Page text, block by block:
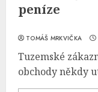
peníze
TOMÁŠ MRKVIČKA
Tuzemské
obchody někdy